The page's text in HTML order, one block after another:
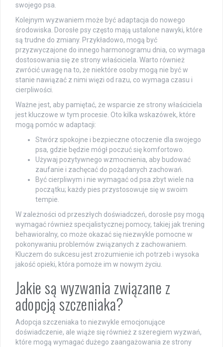
swojego psa.
Kolejnym wyzwaniem może być adaptacja do nowego
środowiska. Dorosłe psy często mają ustalone nawyki, które
są trudne do zmiany. Przykładowo, mogą być
przyzwyczajone do innego harmonogramu dnia, co wymaga
dostosowania się ze strony właściciela. Warto również
zwrócić uwagę na to, że niektóre osoby mogą nie być w
stanie nawiązać z nimi więzi od razu, co wymaga czasu i
cierpliwości.
Ważne jest, aby pamiętać, że wsparcie ze strony właściciela
jest kluczowe w tym procesie. Oto kilka wskazówek, które
mogą pomóc w adaptacji:
Stwórz spokojne i bezpieczne otoczenie dla swojego
psa, gdzie będzie mógł poczuć się komfortowo.
Używaj pozytywnego wzmocnienia, aby budować
zaufanie i zachęcać do pożądanych zachowań.
Być cierpliwym i nie wymagać od psa zbyt wiele na
początku; każdy pies przystosowuje się w swoim
tempie.
W zależności od przeszłych doświadczeń, dorosłe psy mogą
wymagać również specjalistycznej pomocy, takiej jak trening
behawioralny, co może okazać się niezwykle pomocne w
pokonywaniu problemów związanych z zachowaniem.
Kluczem do sukcesu jest zrozumienie ich potrzeb i wysoka
jakość opieki, która pomoże im w nowym życiu.
Jakie są wyzwania związane z
adopcją szczeniaka?
Adopcja szczeniaka to niezwykle emocjonujące
doświadczenie, ale wiąże się również z szeregiem wyzwań,
które mogą wymagać dużego zaangażowania ze strony